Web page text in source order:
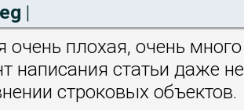
|
очень плохая, очень
написания статьи даже
строковых объектов.